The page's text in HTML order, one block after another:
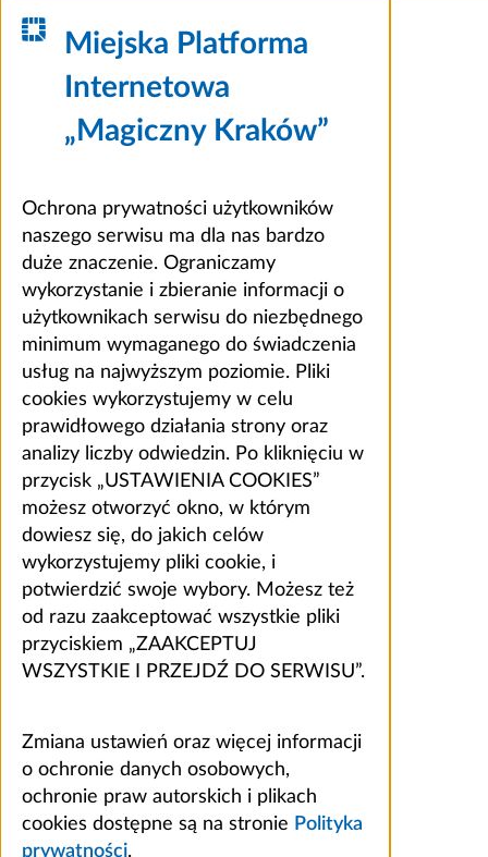
Miejska Platforma
Internetowa
„Magiczny Kraków”
Ochrona prywatności użytkowników
naszego serwisu ma dla nas bardzo
duże znaczenie. Ograniczamy
wykorzystanie i zbieranie informacji o
użytkownikach serwisu do niezbędnego
minimum wymaganego do świadczenia
usług na najwyższym poziomie. Pliki
cookies wykorzystujemy w celu
prawidłowego działania strony oraz
analizy liczby odwiedzin. Po kliknięciu w
przycisk „USTAWIENIA COOKIES”
możesz otworzyć okno, w którym
dowiesz się, do jakich celów
wykorzystujemy pliki cookie, i
potwierdzić swoje wybory. Możesz też
od razu zaakceptować wszystkie pliki
przyciskiem „ZAAKCEPTUJ
WSZYSTKIE I PRZEJDŹ DO SERWISU”.
Zmiana ustawień oraz więcej informacji
o ochronie danych osobowych,
ochronie praw autorskich i plikach
cookies dostępne są na stronie Polityka
prywatności.